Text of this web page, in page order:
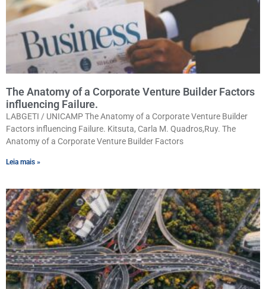
The Anatomy of a Corporate Venture Builder Factors
influencing Failure.
LABGETI / UNICAMP The Anatomy of a Corporate Venture Builder
Factors influencing Failure. Kitsuta, Carla M. Quadros,Ruy. The
Anatomy of a Corporate Venture Builder Factors
Leia mais »